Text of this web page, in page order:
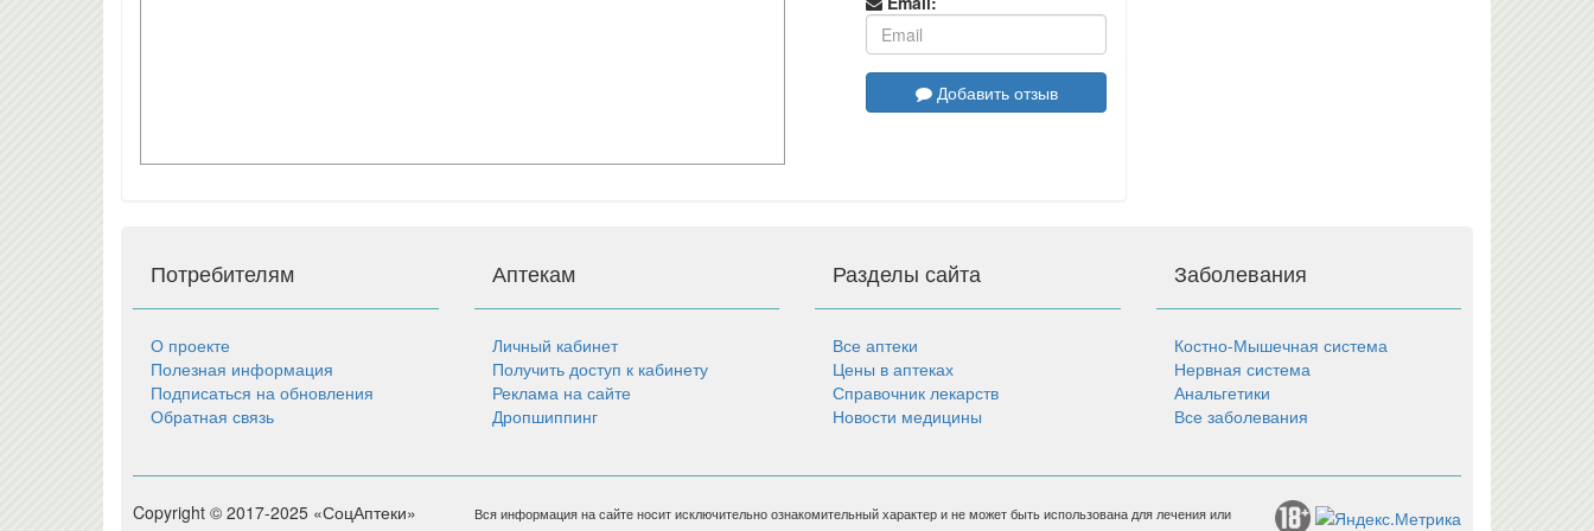
Добавить отзыв
Потребителям
О проекте
Полезная информация
Подписаться на обновления
Обратная связь
Аптекам
Личный кабинет
Получить доступ к кабинету
Реклама на сайте
Дропшиппинг
Разделы сайта
Все аптеки
Цены в аптеках
Справочник лекарств
Новости медицины
Заболевания
Костно-Мышечная система
Нервная система
Анальгетики
Все заболевания
Copyright © 2017-2025 «СоцАптеки»
Вся информация на сайте носит исключительно ознакомительный характер и не может быть использована для лечения или